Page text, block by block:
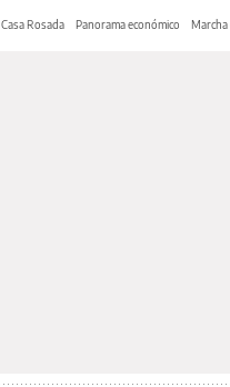
Casa Rosada Panorama económico Marcha